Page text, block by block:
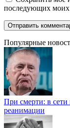
последующих моих
Популярные
При смерти: в
реанимации